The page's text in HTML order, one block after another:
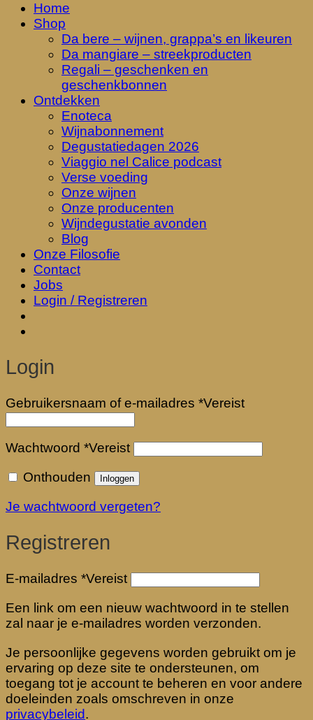
Home
Shop
Da bere – wijnen, grappa’s en likeuren
Da mangiare – streekproducten
Regali – geschenken en
geschenkbonnen
Ontdekken
Enoteca
Wijnabonnement
Degustatiedagen 2026
Viaggio nel Calice podcast
Verse voeding
Onze wijnen
Onze producenten
Wijndegustatie avonden
Blog
Onze Filosofie
Contact
Jobs
Login / Registreren
Login
Gebruikersnaam of e-mailadres *Vereist
Wachtwoord *Vereist
Onthouden Inloggen
Je wachtwoord vergeten?
Registreren
E-mailadres *Vereist
Een link om een nieuw wachtwoord in te stellen
zal naar je e-mailadres worden verzonden.
Je persoonlijke gegevens worden gebruikt om je
ervaring op deze site te ondersteunen, om
toegang tot je account te beheren en voor andere
doeleinden zoals omschreven in onze
privacybeleid.